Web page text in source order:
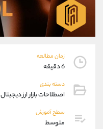
زمان مطالعه
6 دقیقه
دسته بندی
اصطلاحات بازار ارز دیجیتال
سطح آموزش
متوسط
واتساپ
تلگرام
پشتیبان فروش
موبایل
واتساپ
داخلی